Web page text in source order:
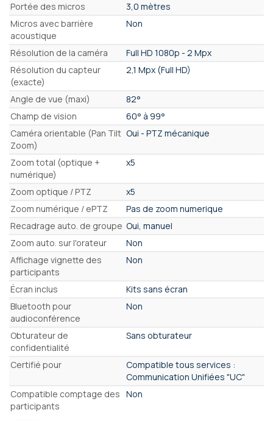
Portée des micros
3,0 mètres
Micros avec barrière
acoustique
Non
Résolution de la caméra
Full HD 1080p - 2 Mpx
Résolution du capteur
(exacte)
2,1 Mpx (Full HD)
Angle de vue (maxi)
82°
Champ de vision
60° à 99°
Caméra orientable (Pan Tilt
Zoom)
Oui - PTZ mécanique
Zoom total (optique +
numérique)
x5
Zoom optique / PTZ
x5
Zoom numérique / ePTZ
Pas de zoom numerique
Recadrage auto. de groupe Oui, manuel
Zoom auto. sur l'orateur
Non
Affichage vignette des
participants
Non
Écran inclus
Kits sans écran
Bluetooth pour
audioconférence
Non
Obturateur de
confidentialité
Sans obturateur
Certifié pour
Compatible tous services :
Communication Unifiées "UC"
Compatible comptage des
participants
Non